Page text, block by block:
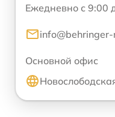
Ежедневно с 9:00
Основной офис